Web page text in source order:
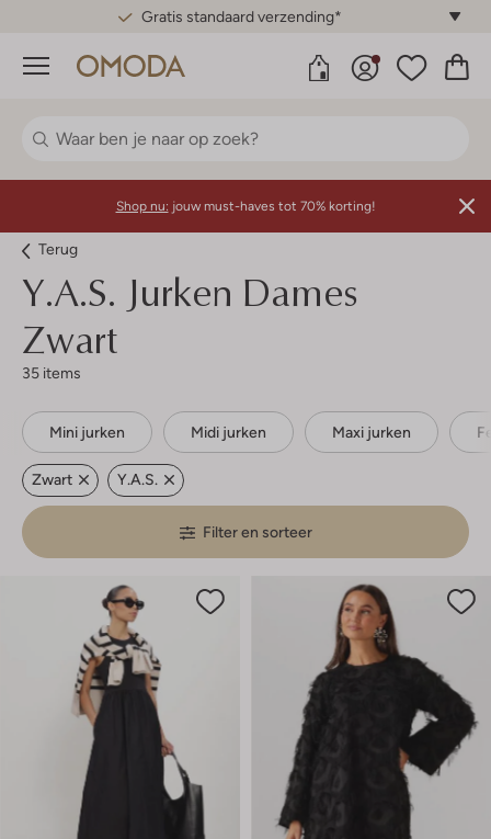
Gratis standaard verzending*
Menu
Shop nu: jouw must-haves tot 70% korting!
Terug
Y.a.s. Jurken Dames
Zwart
35 items
Mini jurken Midi jurken Maxi jurken
Zwart Y.a.s.
Filter en sorteer